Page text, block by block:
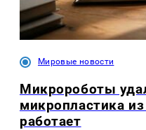
Мировые новости
Микророботы
микропластика
работает